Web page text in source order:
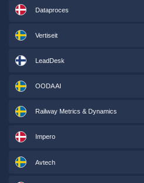
Dataproces
Vertiseit
LeadDesk
OODA AI
Railway Metrics & Dynamics
Impero
Avtech